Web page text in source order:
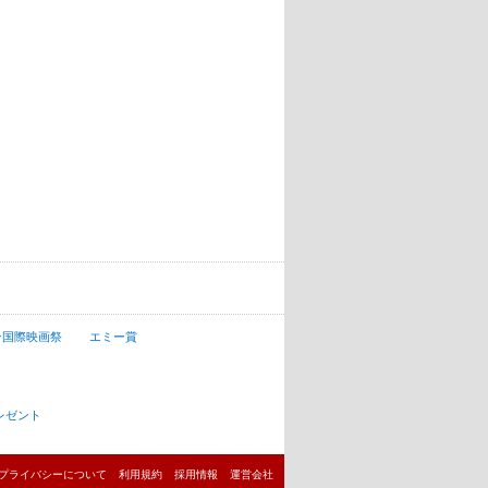
際映画祭
エミー賞
ゼント
プライバシーについて 利用規約 採用情報 運営会社